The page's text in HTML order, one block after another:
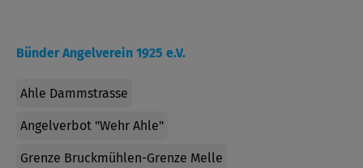
Bünder Angelverein 1925 e.V.
Ahle Dammstrasse
Angelverbot "Wehr Ahle"
Grenze Bruckmühlen-Grenze Melle